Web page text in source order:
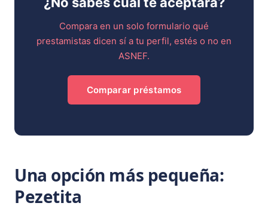
Compara en un solo formulario qué
prestamistas dicen sí a tu perfil, estés o no en
ASNEF.
Comparar préstamos
Una opción más pequeña:
Pezetita